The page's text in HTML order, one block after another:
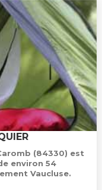
(84330) est
environ 54
Vaucluse.